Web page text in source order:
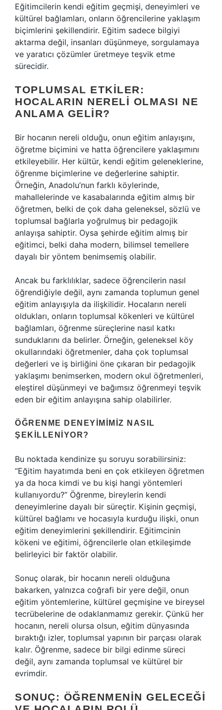
Eğitimcilerin kendi eğitim geçmişi, deneyimleri ve
kültürel bağlamları, onların öğrencilerine yaklaşım
biçimlerini şekillendirir. Eğitim sadece bilgiyi
aktarma değil, insanları düşünmeye, sorgulamaya
ve yaratıcı çözümler üretmeye teşvik etme
sürecidir.
TOPLUMSAL ETKILER:
HOCALARIN NERELI OLMASI NE
ANLAMA GELIR?
Bir hocanın nereli olduğu, onun eğitim anlayışını,
öğretme biçimini ve hatta öğrencilere yaklaşımını
etkileyebilir. Her kültür, kendi eğitim geleneklerine,
öğrenme biçimlerine ve değerlerine sahiptir.
Örneğin, Anadolu’nun farklı köylerinde,
mahallelerinde ve kasabalarında eğitim almış bir
öğretmen, belki de çok daha geleneksel, sözlü ve
toplumsal bağlarla yoğrulmuş bir pedagojik
anlayışa sahiptir. Oysa şehirde eğitim almış bir
eğitimci, belki daha modern, bilimsel temellere
dayalı bir yöntem benimsemiş olabilir.
Ancak bu farklılıklar, sadece öğrencilerin nasıl
öğrendiğiyle değil, aynı zamanda toplumun genel
eğitim anlayışıyla da ilişkilidir. Hocaların nereli
oldukları, onların toplumsal kökenleri ve kültürel
bağlamları, öğrenme süreçlerine nasıl katkı
sunduklarını da belirler. Örneğin, geleneksel köy
okullarındaki öğretmenler, daha çok toplumsal
değerleri ve iş birliğini öne çıkaran bir pedagojik
yaklaşımı benimserken, modern okul öğretmenleri,
eleştirel düşünmeyi ve bağımsız öğrenmeyi teşvik
eden bir eğitim anlayışına sahip olabilirler.
ÖĞRENME DENEYIMIMIZ NASIL
ŞEKILLENIYOR?
Bu noktada kendinize şu soruyu sorabilirsiniz:
“Eğitim hayatımda beni en çok etkileyen öğretmen
ya da hoca kimdi ve bu kişi hangi yöntemleri
kullanıyordu?” Öğrenme, bireylerin kendi
deneyimlerine dayalı bir süreçtir. Kişinin geçmişi,
kültürel bağlamı ve hocasıyla kurduğu ilişki, onun
eğitim deneyimlerini şekillendirir. Eğitimcinin
kökeni ve eğitimi, öğrencilerle olan etkileşimde
belirleyici bir faktör olabilir.
Sonuç olarak, bir hocanın nereli olduğuna
bakarken, yalnızca coğrafi bir yere değil, onun
eğitim yöntemlerine, kültürel geçmişine ve bireysel
tecrübelerine de odaklanmamız gerekir. Çünkü her
hocanın, nereli olursa olsun, eğitim dünyasında
bıraktığı izler, toplumsal yapının bir parçası olarak
kalır. Öğrenme, sadece bir bilgi edinme süreci
değil, aynı zamanda toplumsal ve kültürel bir
evrimdir.
SONUÇ: ÖĞRENMENIN GELECEĞI